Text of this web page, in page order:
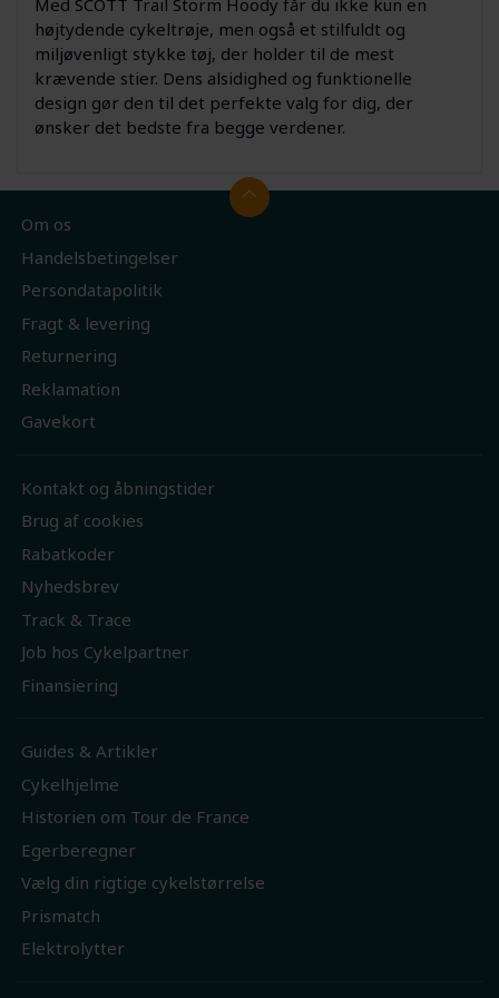
Med SCOTT Trail Storm Hoody får du ikke kun en
højtydende cykeltrøje, men også et stilfuldt og
miljøvenligt stykke tøj, der holder til de mest
krævende stier. Dens alsidighed og funktionelle
design gør den til det perfekte valg for dig, der
ønsker det bedste fra begge verdener.
Om os
Handelsbetingelser
Persondatapolitik
Fragt & levering
Returnering
Reklamation
Gavekort
Kontakt og åbningstider
Brug af cookies
Rabatkoder
Nyhedsbrev
Track & Trace
Job hos Cykelpartner
Finansiering
Guides & Artikler
Cykelhjelme
Historien om Tour de France
Egerberegner
Vælg din rigtige cykelstørrelse
Prismatch
Elektrolytter